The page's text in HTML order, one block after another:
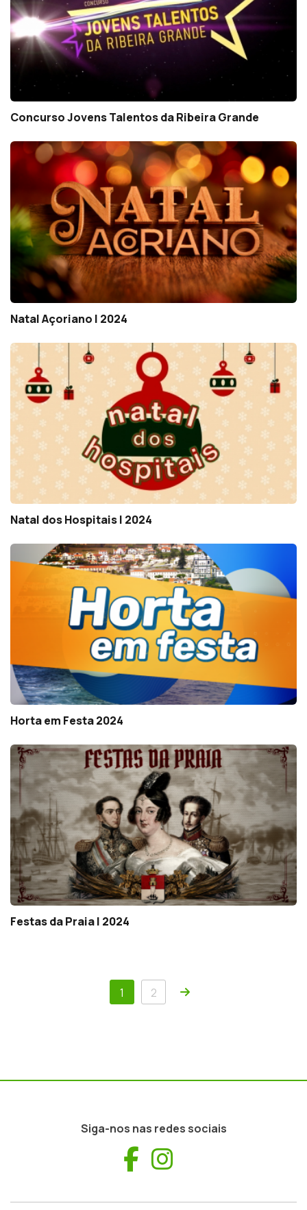
Concurso Jovens Talentos da Ribeira Grande
Natal Açoriano | 2024
Natal dos Hospitais | 2024
Horta em Festa 2024
Festas da Praia | 2024
1 2 Próxima
Siga-nos nas redes sociais
Facebook